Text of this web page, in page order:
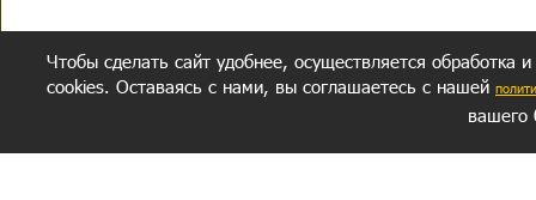
Чтобы сделать сайт удобнее, осуществляется обработка
cookies. Оставаясь с нами, вы соглашаетесь с нашей
вашего